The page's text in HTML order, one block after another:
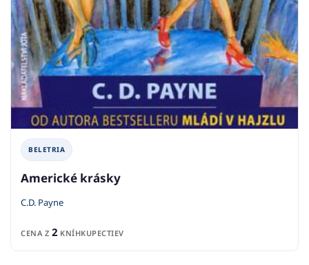
BELETRIA
Americké krásky
C.D. Payne
CENA Z 2 KNÍHKUPECTIEV